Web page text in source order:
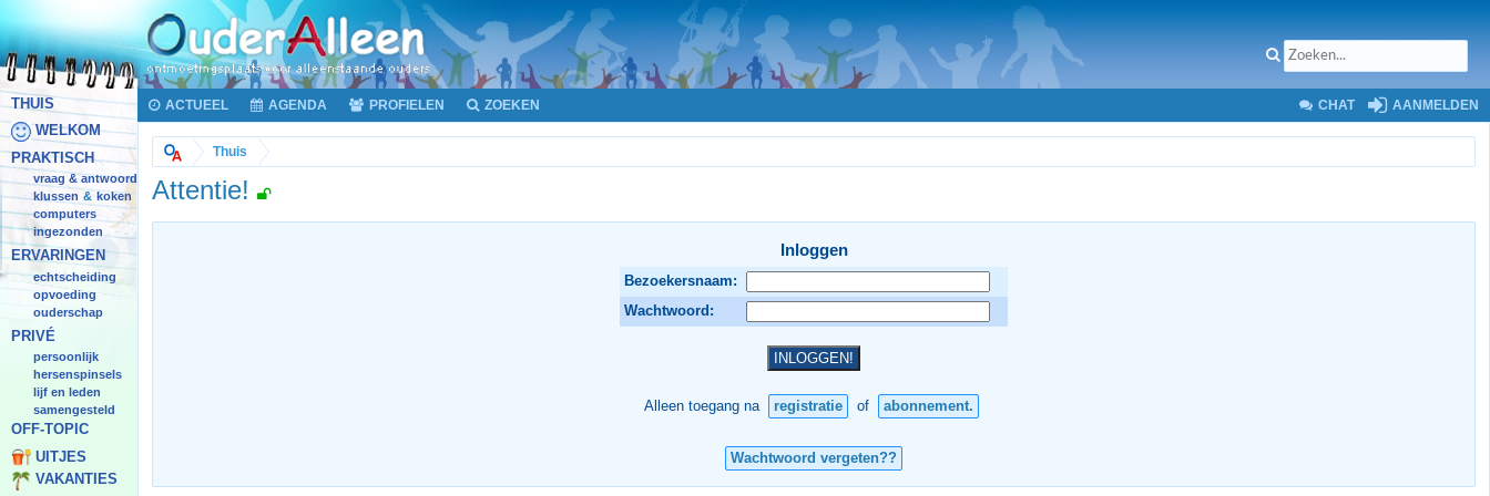
THUIS
WELKOM
PRAKTISCH
vraag & antwoord
klussen & koken
computers
ingezonden
ERVARINGEN
echtscheiding
opvoeding
ouderschap
PRIVÉ
persoonlijk
hersenspinsels
lijf en leden
samengesteld
OFF-TOPIC
UITJES
VAKANTIES
ACTUEEL AGENDA PROFIELEN ZOEKEN CHAT AANMELDEN
Thuis
Attentie!
Inloggen
Bezoekersnaam:
Wachtwoord:
Alleen toegang na registratie of abonnement.
Wachtwoord vergeten??